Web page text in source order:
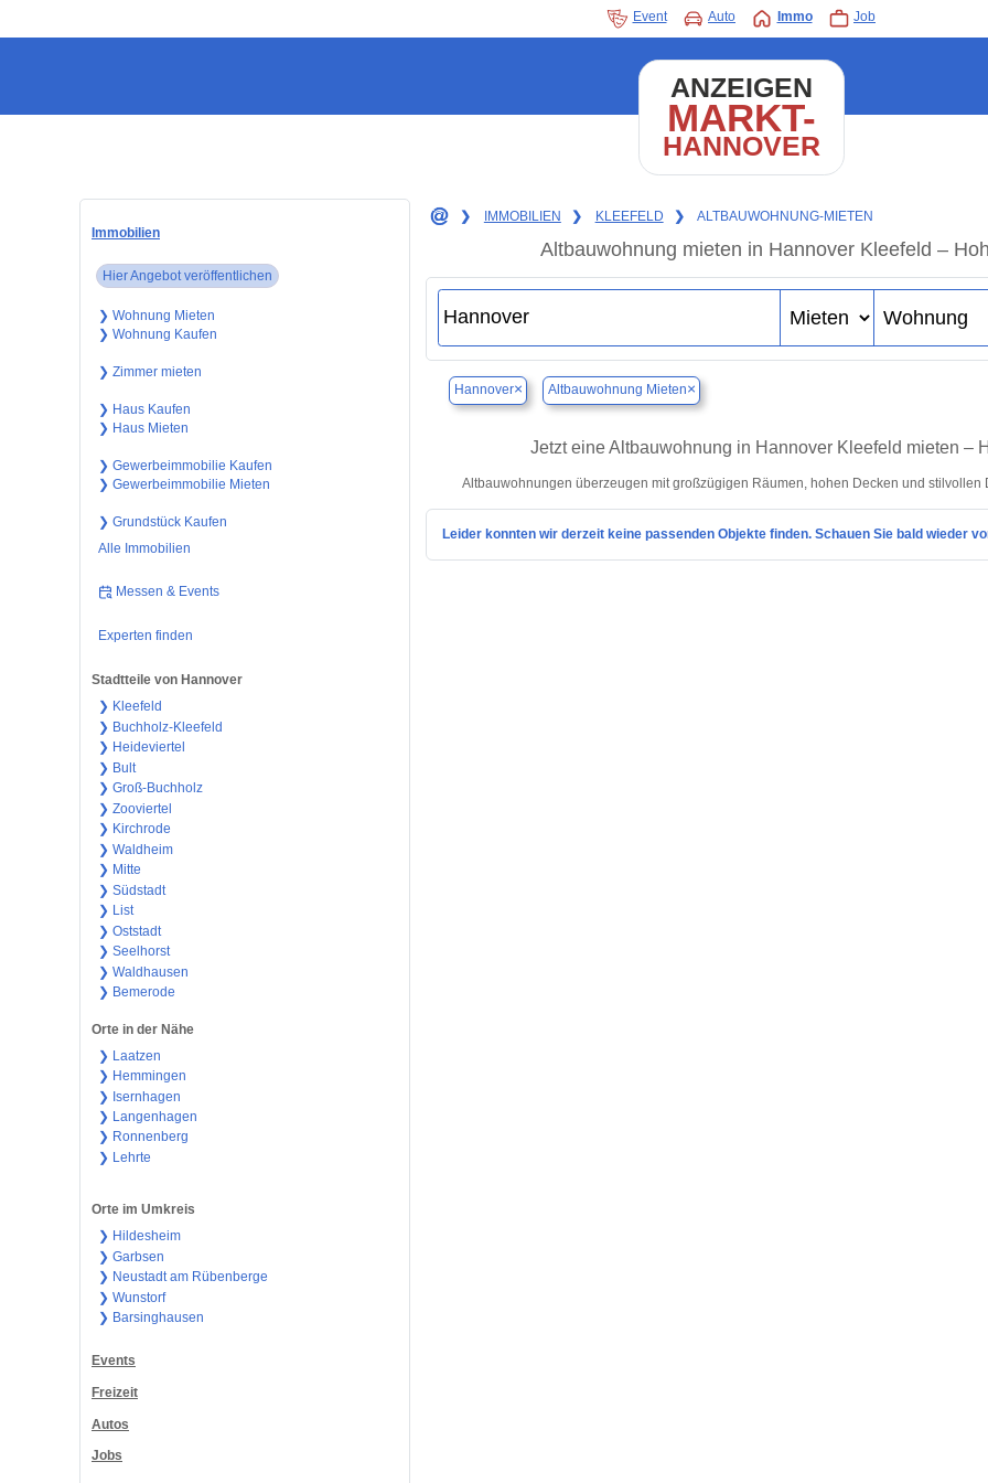
Event Auto Immo Job
ANZEIGEN
MARKT-
HANNOVER
Immobilien
Hier Angebot veröffentlichen
❯ Wohnung Mieten
❯ Wohnung Kaufen
❯ Zimmer mieten
❯ Haus Kaufen
❯ Haus Mieten
❯ Gewerbeimmobilie Kaufen
❯ Gewerbeimmobilie Mieten
❯ Grundstück Kaufen
Alle Immobilien
Messen & Events
Experten finden
Stadtteile von Hannover
❯ Kleefeld
❯ Buchholz-Kleefeld
❯ Heideviertel
❯ Bult
❯ Groß-Buchholz
❯ Zooviertel
❯ Kirchrode
❯ Waldheim
❯ Mitte
❯ Südstadt
❯ List
❯ Oststadt
❯ Seelhorst
❯ Waldhausen
❯ Bemerode
Orte in der Nähe
❯ Laatzen
❯ Hemmingen
❯ Isernhagen
❯ Langenhagen
❯ Ronnenberg
❯ Lehrte
Orte im Umkreis
❯ Hildesheim
❯ Garbsen
❯ Neustadt am Rübenberge
❯ Wunstorf
❯ Barsinghausen
Events
Freizeit
Autos
Jobs
❯ IMMOBILIEN ❯ KLEEFELD ❯ ALTBAUWOHNUNG-MIETEN
Altbauwohnung mieten in Hannover Kleefeld –
Hannover× Altbauwohnung Mieten×
Jetzt eine Altbauwohnung in Hannover Kleefeld mieten –
Altbauwohnungen überzeugen mit großzügigen Räumen, hohen Decken und
Leider konnten wir derzeit keine passenden Objekte finden. Schauen Sie bald wieder